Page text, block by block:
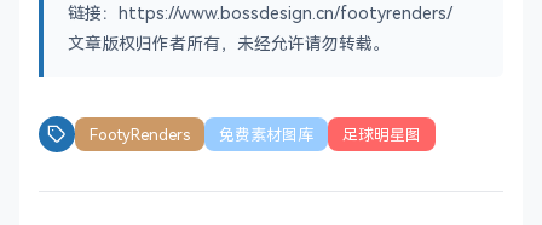
链接：https://www.bossdesign.cn/footyrenders/
文章版权归作者所有，未经允许请勿转载。
FootyRenders 免费素材图库 足球明星图